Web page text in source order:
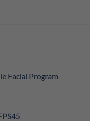
Facial Program